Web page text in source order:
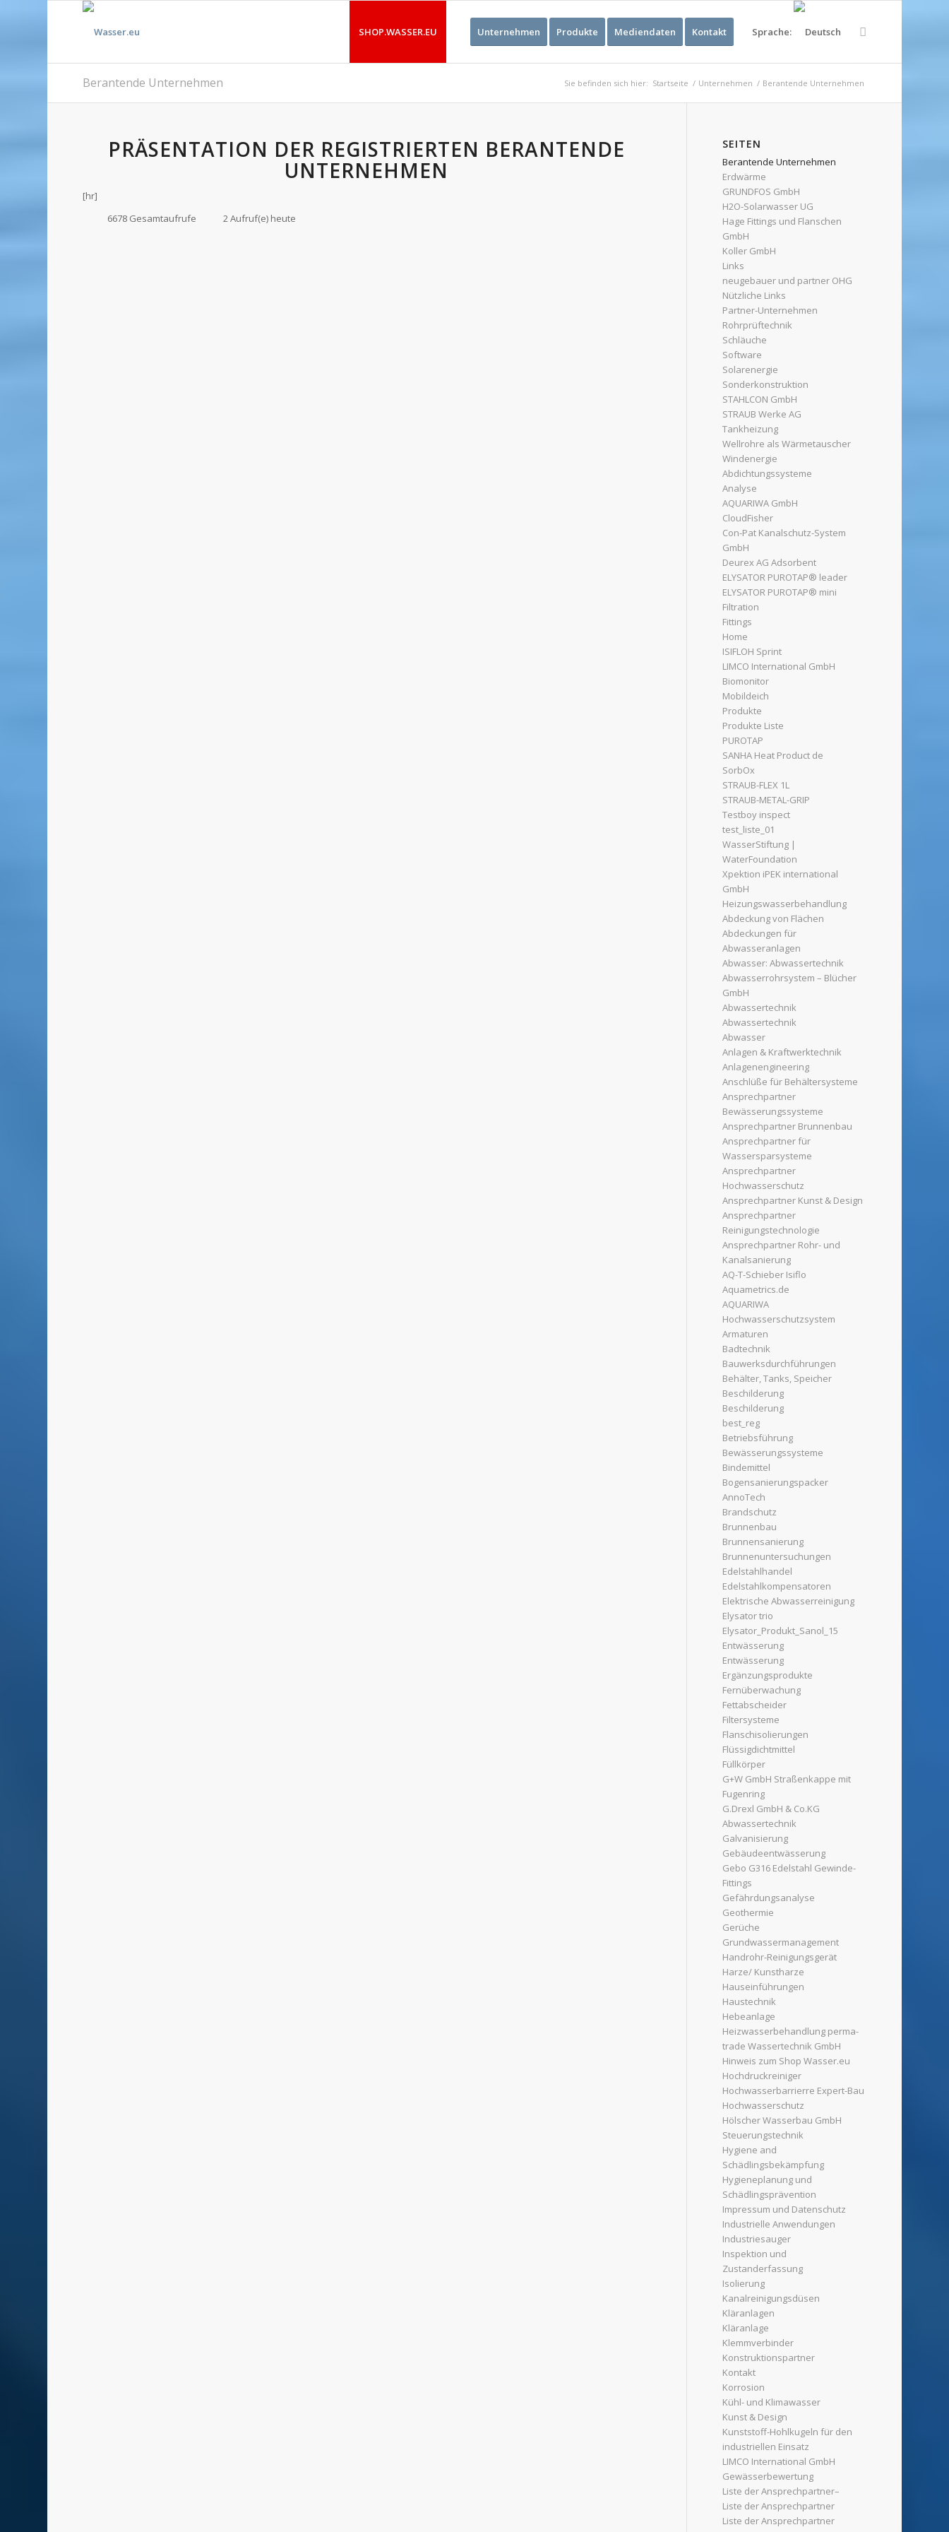
SHOP.WASSER.EU Unternehmen Produkte Mediendaten Kontakt Sprache:
Berantende Unternehmen Sie befinden sich hier: Startseite / Unternehmen / Berantende Unternehmen
PRÄSENTATION DER REGISTRIERTEN BERANTENDE
UNTERNEHMEN
[hr]
6678 Gesamtaufrufe
2 Aufruf(e) heute
SEITEN
Berantende Unternehmen
Erdwärme
GRUNDFOS GmbH
H2O-Solarwasser UG
Hage Fittings und Flanschen
GmbH
Koller GmbH
Links
neugebauer und partner OHG
Nützliche Links
Partner-Unternehmen
Rohrprüftechnik
Schläuche
Software
Solarenergie
Sonderkonstruktion
STAHLCON GmbH
STRAUB Werke AG
Tankheizung
Wellrohre als Wärmetauscher
Windenergie
Abdichtungssysteme
Analyse
AQUARIWA GmbH
CloudFisher
Con-Pat Kanalschutz-System
GmbH
Deurex AG Adsorbent
ELYSATOR PUROTAP® leader
ELYSATOR PUROTAP® mini
Filtration
Fittings
Home
ISIFLOH Sprint
LIMCO International GmbH
Biomonitor
Mobildeich
Produkte
Produkte Liste
PUROTAP
SANHA Heat Product de
SorbOx
STRAUB-FLEX 1L
STRAUB-METAL-GRIP
Testboy inspect
test_liste_01
WasserStiftung |
WaterFoundation
Xpektion iPEK international
GmbH
Heizungswasserbehandlung
Abdeckung von Flächen
Abdeckungen für
Abwasseranlagen
Abwasser: Abwassertechnik
Abwasserrohrsystem – Blücher
GmbH
Abwassertechnik
Abwassertechnik
Abwasser
Anlagen & Kraftwerktechnik
Anlagenengineering
Anschlüße für Behältersysteme
Ansprechpartner
Bewässerungssysteme
Ansprechpartner Brunnenbau
Ansprechpartner für
Wassersparsysteme
Ansprechpartner
Hochwasserschutz
Ansprechpartner Kunst & Design
Ansprechpartner
Reinigungstechnologie
Ansprechpartner Rohr- und
Kanalsanierung
AQ-T-Schieber Isiflo
Aquametrics.de
AQUARIWA
Hochwasserschutzsystem
Armaturen
Badtechnik
Bauwerksdurchführungen
Behälter, Tanks, Speicher
Beschilderung
Beschilderung
best_reg
Betriebsführung
Bewässerungssysteme
Bindemittel
Bogensanierungspacker
AnnoTech
Brandschutz
Brunnenbau
Brunnensanierung
Brunnenuntersuchungen
Edelstahlhandel
Edelstahlkompensatoren
Elektrische Abwasserreinigung
Elysator trio
Elysator_Produkt_Sanol_15
Entwässerung
Entwässerung
Ergänzungsprodukte
Fernüberwachung
Fettabscheider
Filtersysteme
Flanschisolierungen
Flüssigdichtmittel
Füllkörper
G+W GmbH Straßenkappe mit
Fugenring
G.Drexl GmbH & Co.KG
Abwassertechnik
Galvanisierung
Gebäudeentwässerung
Gebo G316 Edelstahl Gewinde-
Fittings
Gefährdungsanalyse
Geothermie
Gerüche
Grundwassermanagement
Handrohr-Reinigungsgerät
Harze/ Kunstharze
Hauseinführungen
Haustechnik
Hebeanlage
Heizwasserbehandlung perma-
trade Wassertechnik GmbH
Hinweis zum Shop Wasser.eu
Hochdruckreiniger
Hochwasserbarrierre Expert-Bau
Hochwasserschutz
Hölscher Wasserbau GmbH
Steuerungstechnik
Hygiene and
Schädlingsbekämpfung
Hygieneplanung und
Schädlingsprävention
Impressum und Datenschutz
Industrielle Anwendungen
Industriesauger
Inspektion und
Zustanderfassung
Isolierung
Kanalreinigungsdüsen
Kläranlagen
Kläranlage
Klemmverbinder
Konstruktionspartner
Kontakt
Korrosion
Kühl- und Klimawasser
Kunst & Design
Kunststoff-Hohlkugeln für den
industriellen Einsatz
LIMCO International GmbH
Gewässerbewertung
Liste der Ansprechpartner–
Liste der Ansprechpartner
Liste der Ansprechpartner